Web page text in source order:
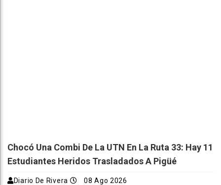
Chocó Una Combi De La UTN En La Ruta 33: Hay 11
Estudiantes Heridos Trasladados A Pigüé
Diario De Rivera 08 Ago 2026